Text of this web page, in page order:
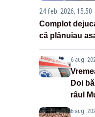
24 feb. 2026, 15:50
Complot
că plănuiau
6 aug.
Doi
râul
6 aug.